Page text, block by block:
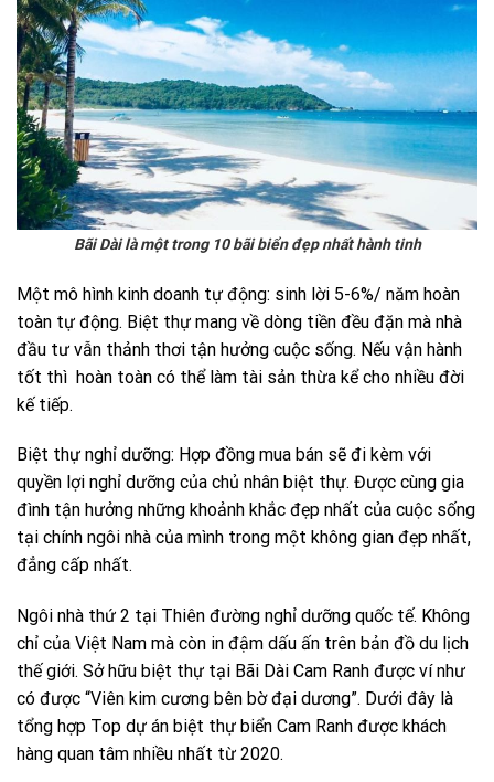
Bãi Dài là một trong 10 bãi biển đẹp nhất hành tinh
Một mô hình kinh doanh tự động: sinh lời 5-6%/ năm hoàn
toàn tự động. Biệt thự mang về dòng tiền đều đặn mà nhà
đầu tư vẫn thảnh thơi tận hưởng cuộc sống. Nếu vận hành
tốt thì hoàn toàn có thể làm tài sản thừa kể cho nhiều đời
kế tiếp.
Biệt thự nghỉ dưỡng: Hợp đồng mua bán sẽ đi kèm với
quyền lợi nghỉ dưỡng của chủ nhân biệt thự. Được cùng gia
đình tận hưởng những khoảnh khắc đẹp nhất của cuộc sống
tại chính ngôi nhà của mình trong một không gian đẹp nhất,
đẳng cấp nhất.
Ngôi nhà thứ 2 tại Thiên đường nghỉ dưỡng quốc tế. Không
chỉ của Việt Nam mà còn in đậm dấu ấn trên bản đồ du lịch
thế giới. Sở hữu biệt thự tại Bãi Dài Cam Ranh được ví như
có được “Viên kim cương bên bờ đại dương”. Dưới đây là
tổng hợp Top dự án biệt thự biển Cam Ranh được khách
hàng quan tâm nhiều nhất từ 2020.